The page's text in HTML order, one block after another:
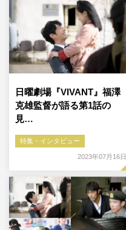
日曜劇場『VIVANT』福澤
克雄監督が語る第1話の
見…
特集・インタビュー
2023年07月16日